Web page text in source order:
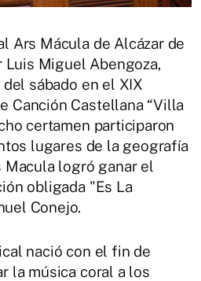
Ars Mácula de Alcázar de
Luis Miguel Abengoza,
sábado en el XIX
Canción Castellana “Villa
certamen participaron
lugares de la geografía
Macula logró ganar el
obligada "Es La
Conejo.
nació con el fin de
la música coral a los